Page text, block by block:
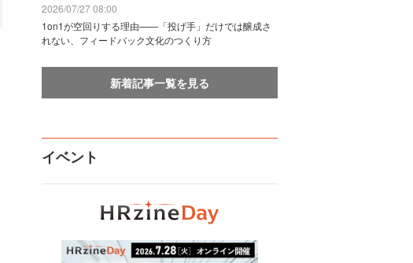
2026/07/27 08:00
1on1が空回りする理由——「投げ手」だけでは醸成さ
れない、フィードバック文化のつくり方
新着記事一覧を見る
イベント